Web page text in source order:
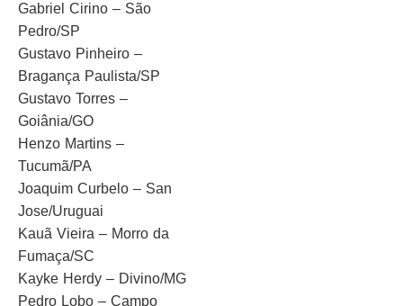
Gabriel Cirino – São
Pedro/SP
Gustavo Pinheiro –
Bragança Paulista/SP
Gustavo Torres –
Goiânia/GO
Henzo Martins –
Tucumã/PA
Joaquim Curbelo – San
Jose/Uruguai
Kauã Vieira – Morro da
Fumaça/SC
Kayke Herdy – Divino/MG
Pedro Lobo – Campo